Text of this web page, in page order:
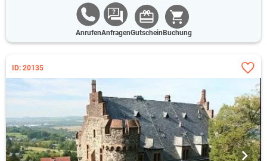
AnrufenAnfragenGutschein Buchung
ID: 20135